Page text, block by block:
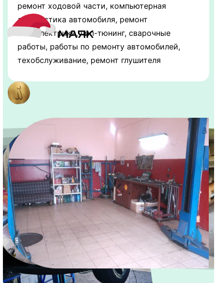
ремонт ходовой части, компьютерная
диагностика автомобиля, ремонт
автоэлектрики, чип-тюнинг, сварочные
работы, работы по ремонту автомобилей,
техобслуживание, ремонт глушителя